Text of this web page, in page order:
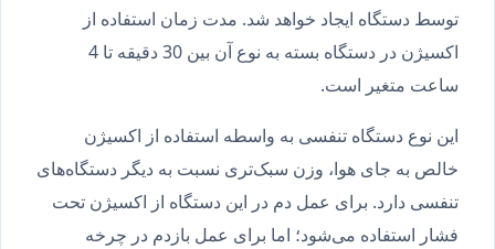
توسط دستگاه ایجاد خواهد شد. مدت زمان استفاده از
اکسیژن در دستگاه بسته به نوع آن بین 30 دقیقه تا 4
ساعت متغیر است.
این نوع دستگاه تنفسی به واسطه استفاده از اکسیژن
خالص به جای هوا، وزن سبک‌تری نسبت به دیگر دستگاه‌های
تنفسی دارد. برای عمل دم در این دستگاه از اکسیژن تحت
فشار استفاده می‌شود؛ اما برای عمل بازدم در چرخه